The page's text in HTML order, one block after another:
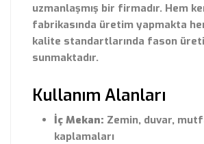
uzmanlaşmış bir firmadır. Hem
fabrikasında üretim yapmakta
kalite standartlarında fason
sunmaktadır.
Kullanım Alanları
İç Mekan: Zemin, duvar,
kaplamaları